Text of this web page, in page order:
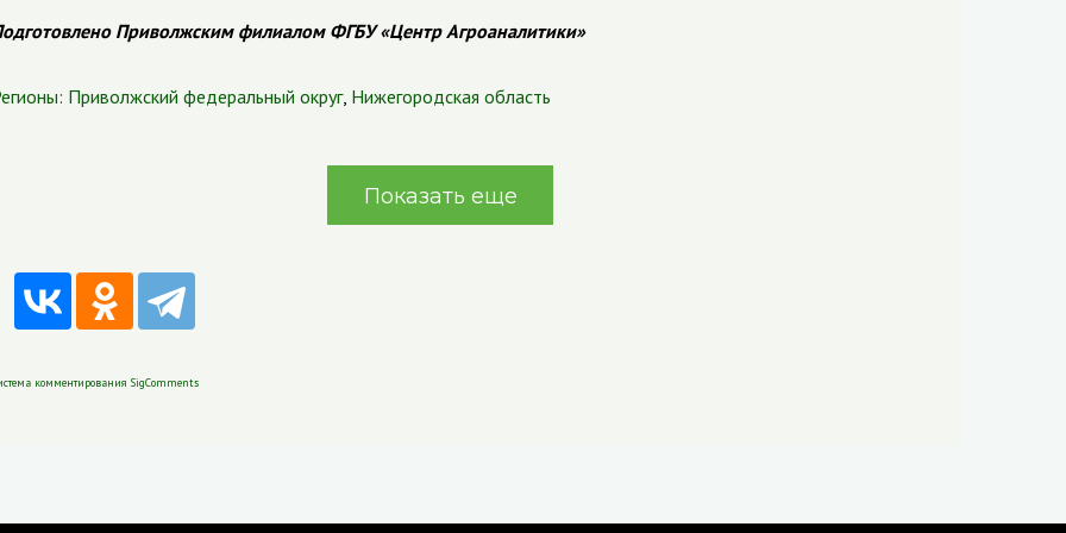
Приволжским филиалом ФГБУ «Центр Агроаналитики»
Приволжский федеральный округ, Нижегородская область
Показать еще
комментирования SigComments